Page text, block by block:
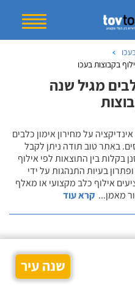
בקבוצות בעכו
מגיל שנה
על מחירון אימון כלבים
באתר טוב תודה ניתן לקבל
בקלות בין התוצאות לפי אילוף
בעיות התנהגות על ידי
אילוף כלב מקצועי או מאלף
מאמן... קרא עוד
שנה עיר